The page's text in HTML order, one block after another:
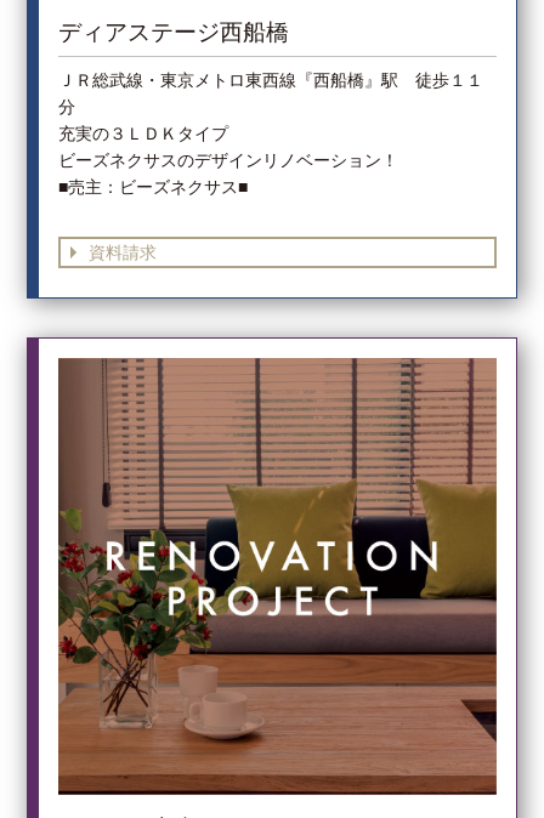
ディアステージ西船橋
ＪＲ総武線・東京メトロ東西線『西船橋』駅 徒歩１１
分
充実の３ＬＤＫタイプ
ビーズネクサスのデザインリノベーション！
■売主：ビーズネクサス■
資料請求